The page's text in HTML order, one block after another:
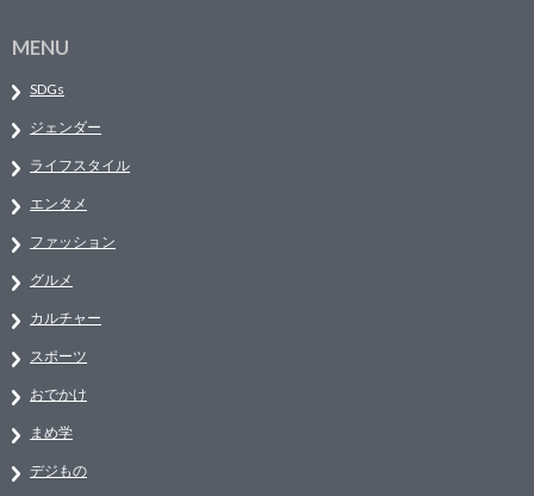
MENU
SDGs
ジェンダー
ライフスタイル
エンタメ
ファッション
グルメ
カルチャー
スポーツ
おでかけ
まめ学
デジもの